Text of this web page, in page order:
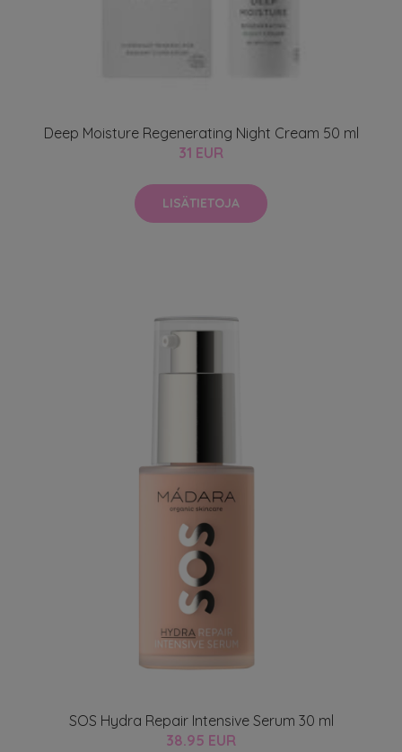
Deep Moisture Regenerating Night Cream 50 ml
31 EUR
LISÄTIETOJA
SOS Hydra Repair Intensive Serum 30 ml
38.95 EUR